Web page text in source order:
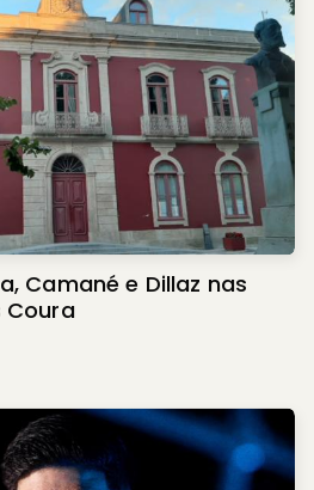
Camané e Dillaz nas
Coura